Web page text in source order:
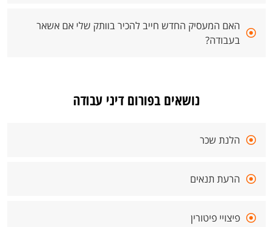
האם המעסיק החדש חייב להכיר בוותק שלי אם אשאר
בעבודה?
נושאים בפורום דיני עבודה
הלנת שכר
הרעת תנאים
פיצויי פיטורין